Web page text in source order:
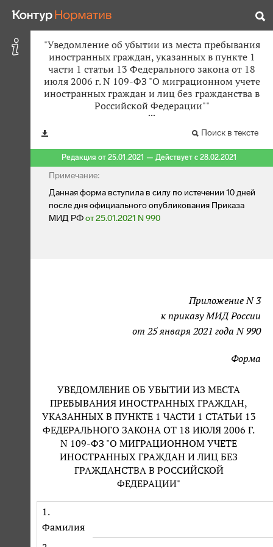
"Уведомление об убытии из места пребывания
иностранных граждан, указанных в пункте 1
части 1 статьи 13 Федерального закона от 18
июля 2006 г. N 109-ФЗ "О миграционном учете
иностранных граждан и лиц без гражданства в
Российской Федерации""
Поиск в тексте
Редакция от 25.01.2021 — Действует с 28.02.2021
Примечание:
Данная форма вступила в силу по истечении 10 дней
после дня официального опубликования Приказа
МИД РФот 25.01.2021 N 990
Приложение N 3
к приказу МИД России
от 25 января 2021 года N 990
Форма
УВЕДОМЛЕНИЕ ОБ УБЫТИИ ИЗ МЕСТА
ПРЕБЫВАНИЯ ИНОСТРАННЫХ ГРАЖДАН,
УКАЗАННЫХ В ПУНКТЕ 1 ЧАСТИ 1 СТАТЬИ 13
ФЕДЕРАЛЬНОГО ЗАКОНА ОТ 18 ИЮЛЯ 2006 Г.
N 109-ФЗ "О МИГРАЦИОННОМ УЧЕТЕ
ИНОСТРАННЫХ ГРАЖДАН И ЛИЦ БЕЗ
ГРАЖДАНСТВА В РОССИЙСКОЙ
ФЕДЕРАЦИИ"
1.
Фамилия